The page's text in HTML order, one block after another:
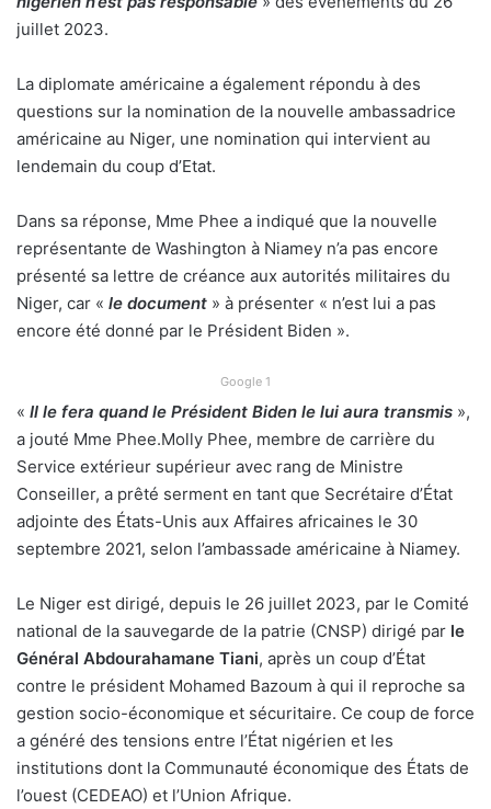
juillet 2023.
La diplomate américaine a également répondu à des
questions sur la nomination de la nouvelle ambassadrice
américaine au Niger, une nomination qui intervient au
lendemain du coup d’Etat.
Dans sa réponse, Mme Phee a indiqué que la nouvelle
représentante de Washington à Niamey n’a pas encore
présenté sa lettre de créance aux autorités militaires du
Niger, car « le document » à présenter « n’est lui a pas
encore été donné par le Président Biden ».
Google 1
« Il le fera quand le Président Biden le lui aura transmis »,
a jouté Mme Phee.Molly Phee, membre de carrière du
Service extérieur supérieur avec rang de Ministre
Conseiller, a prêté serment en tant que Secrétaire d’État
adjointe des États-Unis aux Affaires africaines le 30
septembre 2021, selon l’ambassade américaine à Niamey.
Le Niger est dirigé, depuis le 26 juillet 2023, par le Comité
national de la sauvegarde de la patrie (CNSP) dirigé par le
Général Abdourahamane Tiani, après un coup d’État
contre le président Mohamed Bazoum à qui il reproche sa
gestion socio-économique et sécuritaire. Ce coup de force
a généré des tensions entre l’État nigérien et les
institutions dont la Communauté économique des États de
l’ouest (CEDEAO) et l’Union Afrique.